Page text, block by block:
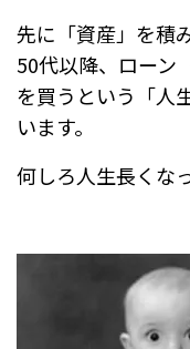
先に「資産」を積み
50代以降、ローン
を買うという「人
います。
何しろ人生長くな